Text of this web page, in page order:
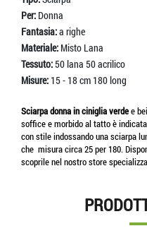
Per: Donna
Fantasia:a righe
Materiale: Misto Lana
Tessuto:50 lana 50 acrilico
Misure: 15 - 18 cm 180 long
Sciarpa donna in ciniglia verdee
soffice e morbido al tatto è
con stile indossando una sciarpa
che misura circa 25 per 180.
scoprile nel nostro store